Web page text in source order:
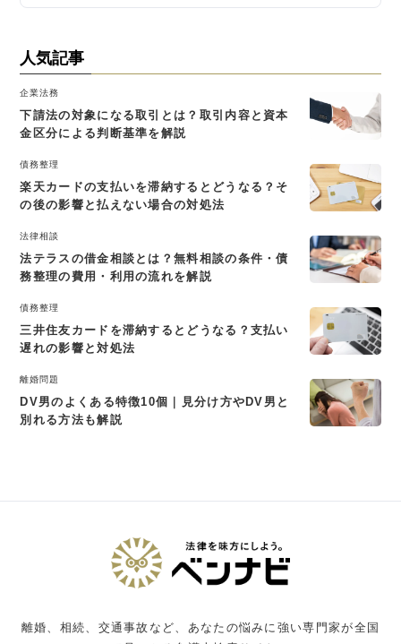
人気記事
企業法務
下請法の対象になる取引とは？取引内容と資本
金区分による判断基準を解説
債務整理
楽天カードの支払いを滞納するとどうなる？そ
の後の影響と払えない場合の対処法
法律相談
法テラスの借金相談とは？無料相談の条件・債
務整理の費用・利用の流れを解説
債務整理
三井住友カードを滞納するとどうなる？支払い
遅れの影響と対処法
離婚問題
DV男のよくある特徴10個｜見分け方やDV男と
別れる方法も解説
離婚、相続、交通事故など、あなたの悩みに強い専門家が全国